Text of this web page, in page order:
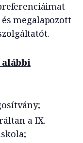
megalapozott
alábbi
a IX.